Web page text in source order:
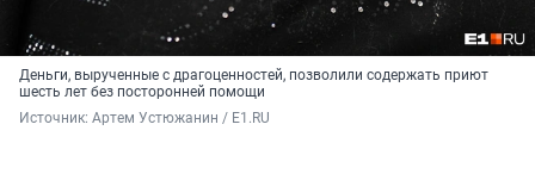
Деньги, вырученные с драгоценностей, позволили содержать приют
шесть лет без посторонней помощи
Источник: Артем Устюжанин / E1.RU